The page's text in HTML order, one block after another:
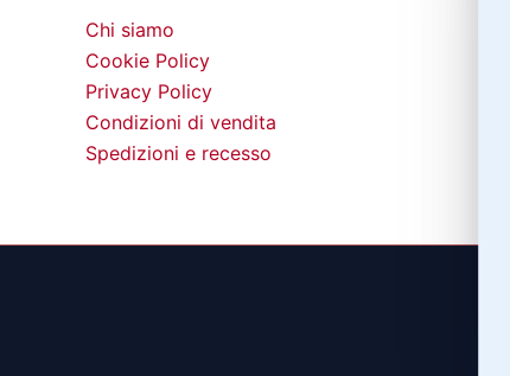
Chi siamo
Cookie Policy
Privacy Policy
Condizioni di vendita
Spedizioni e recesso